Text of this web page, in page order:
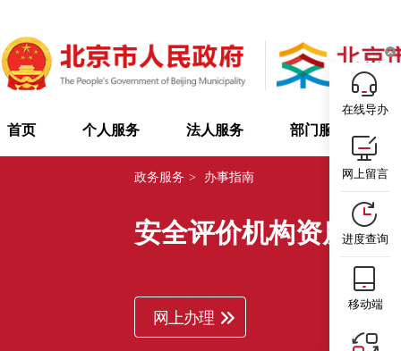
首页 个人服务 法人服务 部门服务
政务服务 > 办事指南
安全评价机构资质认
网上办理
在线导办
网上留言
进度查询
移动端